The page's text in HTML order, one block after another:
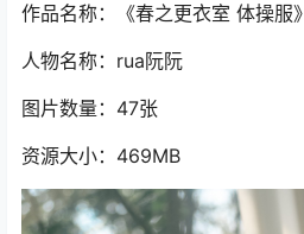
作品名称：《春之更衣室 体操服》
人物名称：rua阮阮
图片数量：47张
资源大小：469MB